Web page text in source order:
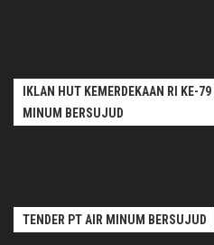
IKLAN HUT KEMERDEKAAN RI KE-
MINUM BERSUJUD
TENDER PT AIR MINUM BERSUJUD